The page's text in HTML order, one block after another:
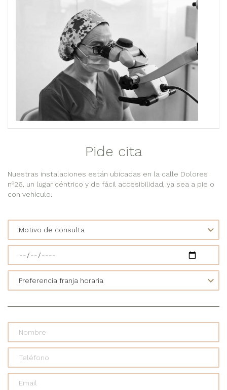
Pide cita
Nuestras instalaciones están ubicadas en la calle Dolores
nº26, un lugar céntrico y de fácil accesibilidad, ya sea a pie o
con vehículo.